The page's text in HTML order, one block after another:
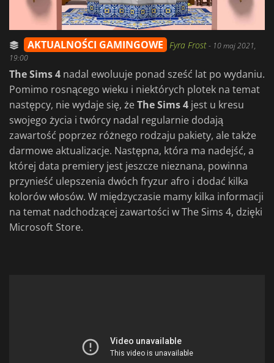
AKTUALNOŚCI GAMINGOWE Fyra Frost- 10 maj 2021,
19:00
The Sims 4 nadal ewoluuje ponad sześć lat po wydaniu.
Pomimo rosnącego wieku i niektórych plotek na temat
następcy, nie wydaje się, żeThe Sims 4 jest u kresu
swojego życia i twórcy nadal regularnie dodają
zawartość poprzez różnego rodzaju pakiety, ale także
darmowe aktualizacje. Następna, która ma nadejść, a
której data premiery jest jeszcze nieznana, powinna
przynieść ulepszenia dwóch fryzur afro i dodać kilka
kolorów włosów. W międzyczasie mamy kilka informacji
na temat nadchodzącej zawartości w The Sims 4, dzięki
Microsoft Store.